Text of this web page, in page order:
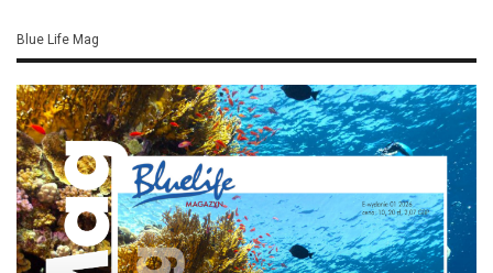
szerokości, a jej rozmiary zaskoczyły nawet
doświadczonych biologów morskich.
WARTO PRZECZYTAĆ:
Największe siedlisko oceaniczne na Ziemi
wciąż skrywa…
309